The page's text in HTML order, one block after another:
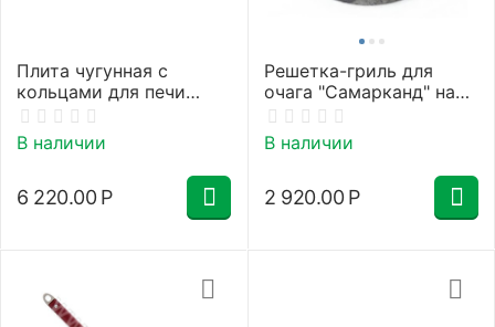
Плита чугунная с
кольцами для печи
45см
В наличии
6 220.00 Р
Решетка-гриль для
очага "Самарканд" на
12 литров
В наличии
2 920.00 Р